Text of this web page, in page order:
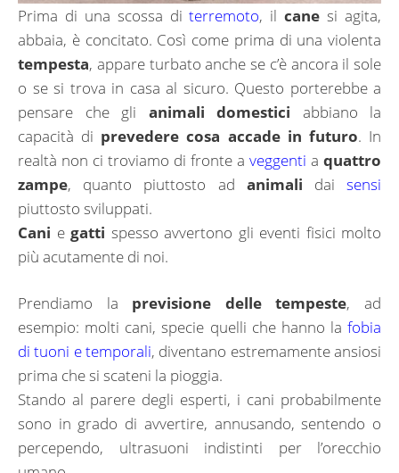
Prima di una scossa diterremoto, ilcane si agita,
abbaia, è concitato. Così come prima di una violenta
tempesta, appare turbato anche se c’è ancora il sole
o se si trova in casa al sicuro. Questo porterebbe a
pensare che gli animali domestici abbiano la
capacità di prevedere cosa accade in futuro. In
realtà non ci troviamo di fronte a veggenti a quattro
zampe, quanto piuttosto ad animali daisensi
piuttosto sviluppati.
Cani e gatti spesso avvertono gli eventi fisici molto
più acutamente di noi.
Prendiamo la previsione delle tempeste, ad
esempio: molti cani, specie quelli che hanno la fobia
di tuoni e temporali, diventano estremamente ansiosi
prima che si scateni la pioggia.
Stando al parere degli esperti, i cani probabilmente
sono in grado di avvertire, annusando, sentendo o
percependo, ultrasuoni indistinti per l’orecchio